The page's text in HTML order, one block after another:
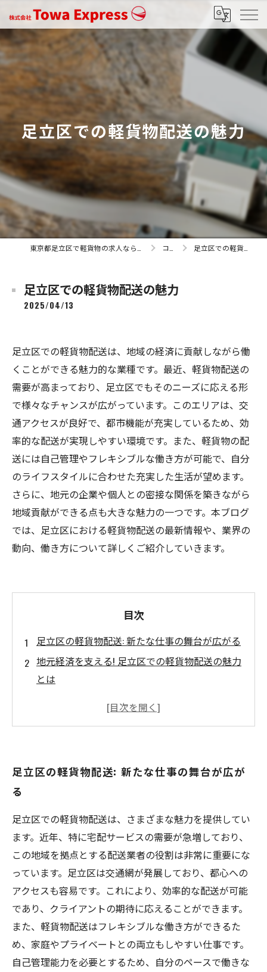
足立区での軽貨物配送の魅力
コラム 足立区での軽貨物配送の魅力
足立区での軽貨物配送の魅力
2025/04/13
足立区での軽貨物配送は、地域の経済に貢献しながら働
くことができる魅力的な業種です。最近、軽貨物配送の
需要が高まっており、足立区でもそのニーズに応える形
で様々なチャンスが広がっています。このエリアは、交
通アクセスが良好で、都市機能が充実しているため、効
率的な配送が実現しやすい環境です。また、軽貨物の配
送には自己管理やフレキシブルな働き方が可能で、自分
のライフスタイルに合わせた充実した生活が望めます。
さらに、地元の企業や個人との密接な関係を築きながら
地域貢献ができる点も大きな魅力の一つです。本ブログ
では、足立区における軽貨物配送の最新情報や、業界の
動向、働き方について詳しくご紹介していきます。
目次
足立区の軽貨物配送: 新たな仕事の舞台が広がる
地元経済を支える! 足立区での軽貨物配送の魅力
とは
需要増加中! 軽貨物配送がもたらすキャリアの可
地域貢献を感じる! 足立区での配送を通じての豊
足立区の軽貨物配送業界: 最新情報とトレンドを
探る
求人情報満載! 足立区の軽貨物配送で新しいスタ
ートを切ろう
足立区の軽貨物配送: 新たな仕事の舞台が広が
る
足立区での軽貨物配送は、さまざまな魅力を提供してい
ます。近年、特に宅配サービスの需要が急増しており、
この地域を拠点とする配送業者の役割は非常に重要にな
っています。足立区は交通網が発展しており、都心への
アクセスも容易です。これにより、効率的な配送が可能
であり、クライアントの期待に応えることができます。
また、軽貨物配送はフレキシブルな働き方ができるた
め、家庭やプライベートとの両立もしやすい仕事です。
自己管理能力を必要とするため、自分のペースで働きな